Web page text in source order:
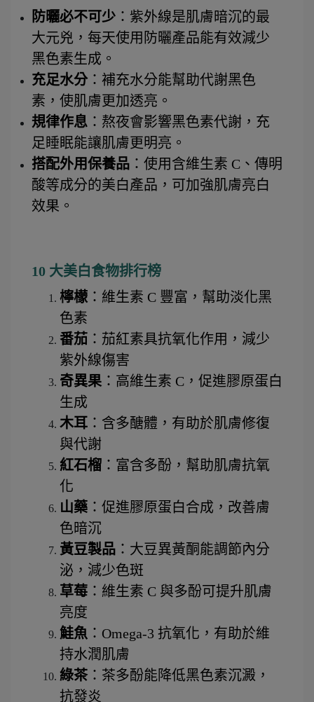
防曬必不可少 ：紫外線是肌膚暗沉的最
大元兇，每天使用防曬產品能有效減少
黑色素生成。
充足水分：補充水分能幫助代謝黑色
素，使肌膚更加透亮。
規律作息 ：熬夜會影響黑色素代謝，充
足睡眠能讓肌膚更明亮。
搭配外用保養品 ：使用含維生素 C、傳明
酸等成分的美白產品，可加強肌膚亮白
效果。
10 大美白食物排行榜
檸檬 ：維生素 C 豐富，幫助淡化黑
色素
番茄 ：茄紅素具抗氧化作用，減少
紫外線傷害
奇異果 ：高維生素 C，促進膠原蛋白
生成
木耳 ：含多醣體，有助於肌膚修復
與代謝
紅石榴 ：富含多酚，幫助肌膚抗氧
化
山藥 ：促進膠原蛋白合成，改善膚
色暗沉
黃豆製品 ：大豆異黃酮能調節內分
泌，減少色斑
草莓 ：維生素 C 與多酚可提升肌膚
亮度
鮭魚 ：Omega-3 抗氧化，有助於維
持水潤肌膚
綠茶 ：茶多酚能降低黑色素沉澱，
抗發炎